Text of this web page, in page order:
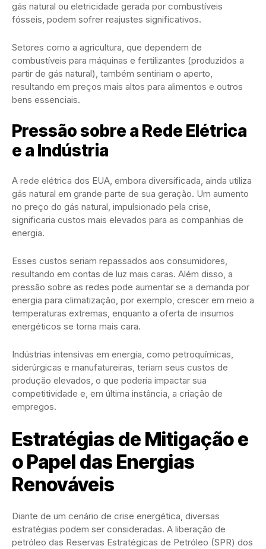
gás natural ou eletricidade gerada por combustíveis
fósseis, podem sofrer reajustes significativos.
Setores como a agricultura, que dependem de
combustíveis para máquinas e fertilizantes (produzidos a
partir de gás natural), também sentiriam o aperto,
resultando em preços mais altos para alimentos e outros
bens essenciais.
Pressão sobre a Rede Elétrica
e a Indústria
A rede elétrica dos EUA, embora diversificada, ainda utiliza
gás natural em grande parte de sua geração. Um aumento
no preço do gás natural, impulsionado pela crise,
significaria custos mais elevados para as companhias de
energia.
Esses custos seriam repassados aos consumidores,
resultando em contas de luz mais caras. Além disso, a
pressão sobre as redes pode aumentar se a demanda por
energia para climatização, por exemplo, crescer em meio a
temperaturas extremas, enquanto a oferta de insumos
energéticos se torna mais cara.
Indústrias intensivas em energia, como petroquímicas,
siderúrgicas e manufatureiras, teriam seus custos de
produção elevados, o que poderia impactar sua
competitividade e, em última instância, a criação de
empregos.
Estratégias de Mitigação e
o Papel das Energias
Renováveis
Diante de um cenário de crise energética, diversas
estratégias podem ser consideradas. A liberação de
petróleo das Reservas Estratégicas de Petróleo (SPR) dos